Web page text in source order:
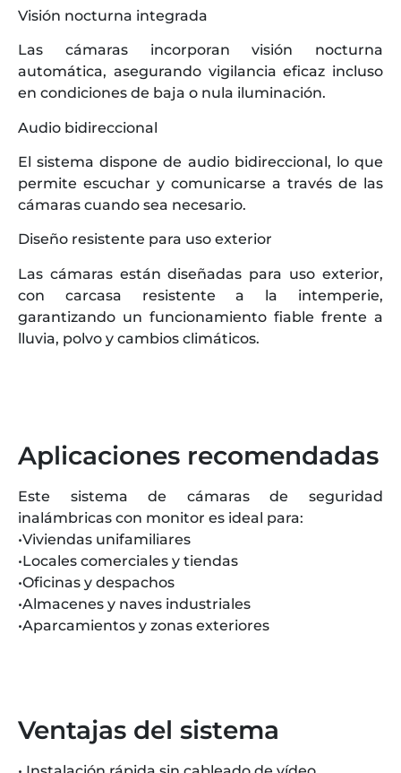
Visión nocturna integrada
Las cámaras incorporan visión nocturna
automática, asegurando vigilancia eficaz incluso
en condiciones de baja o nula iluminación.
Audio bidireccional
El sistema dispone de audio bidireccional, lo que
permite escuchar y comunicarse a través de las
cámaras cuando sea necesario.
Diseño resistente para uso exterior
Las cámaras están diseñadas para uso exterior,
con carcasa resistente a la intemperie,
garantizando un funcionamiento fiable frente a
lluvia, polvo y cambios climáticos.
Aplicaciones recomendadas
Este sistema de cámaras de seguridad
inalámbricas con monitor es ideal para:
•Viviendas unifamiliares
•Locales comerciales y tiendas
•Oficinas y despachos
•Almacenes y naves industriales
•Aparcamientos y zonas exteriores
Ventajas del sistema